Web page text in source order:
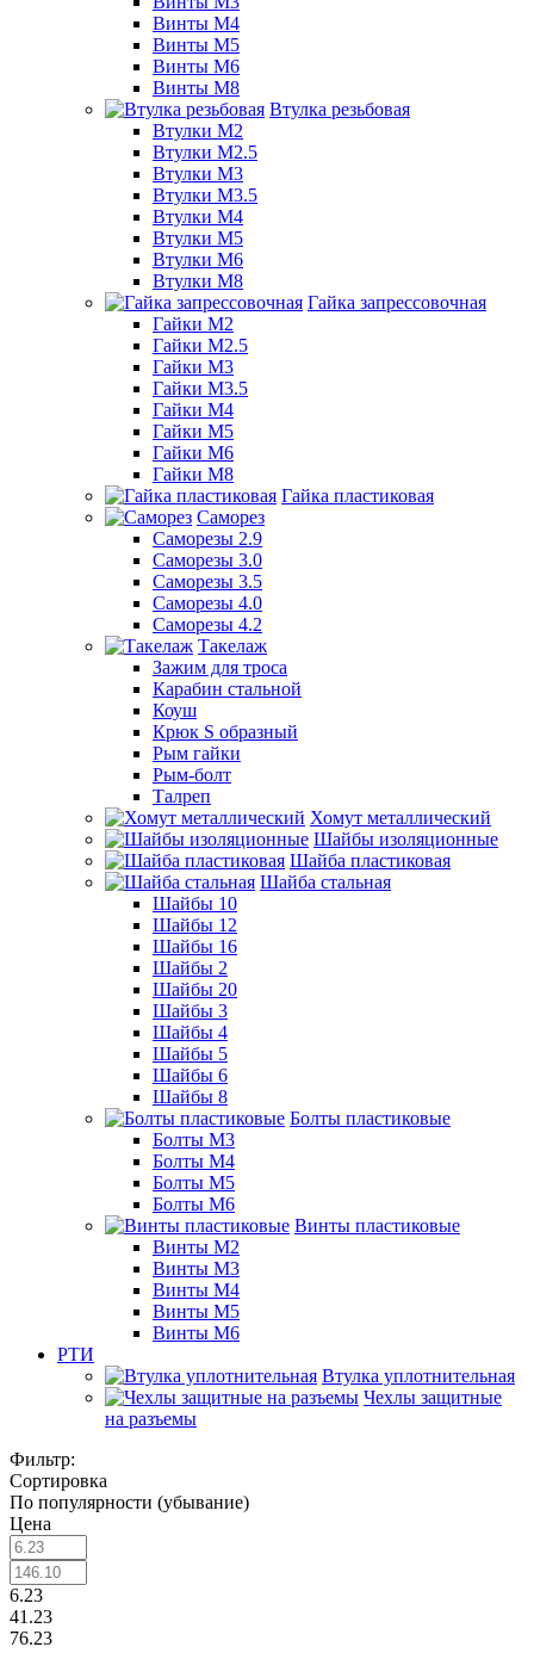
Винты М4
Винты М5
Винты М6
Винты М8
Втулка резьбовая
Втулки М2
Втулки М2.5
Втулки М3
Втулки М3.5
Втулки М4
Втулки М5
Втулки М6
Втулки М8
Гайка запрессовочная
Гайки М2
Гайки М2.5
Гайки М3
Гайки М3.5
Гайки М4
Гайки М5
Гайки М6
Гайки М8
Гайка пластиковая
Саморез
Саморезы 2.9
Саморезы 3.0
Саморезы 3.5
Саморезы 4.0
Саморезы 4.2
Такелаж
Зажим для троса
Карабин стальной
Коуш
Крюк S образный
Рым гайки
Рым-болт
Талреп
Хомут металлический
Шайбы изоляционные
Шайба пластиковая
Шайба стальная
Шайбы 10
Шайбы 12
Шайбы 16
Шайбы 2
Шайбы 20
Шайбы 3
Шайбы 4
Шайбы 5
Шайбы 6
Шайбы 8
Болты пластиковые
Болты М3
Болты М4
Болты М5
Болты М6
Винты пластиковые
Винты М2
Винты М3
Винты М4
Винты М5
Винты М6
РТИ
Втулка уплотнительная
Чехлы защитные
на разъемы
Фильтр:
Сортировка
По популярности (убывание)
Цена
6.23
41.23
76.23